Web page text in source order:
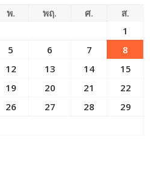
พ. พฤ. ศ.
ส.
1
5 6 7
8
12 13 14
15
19 20 21
22
26 27 28
29